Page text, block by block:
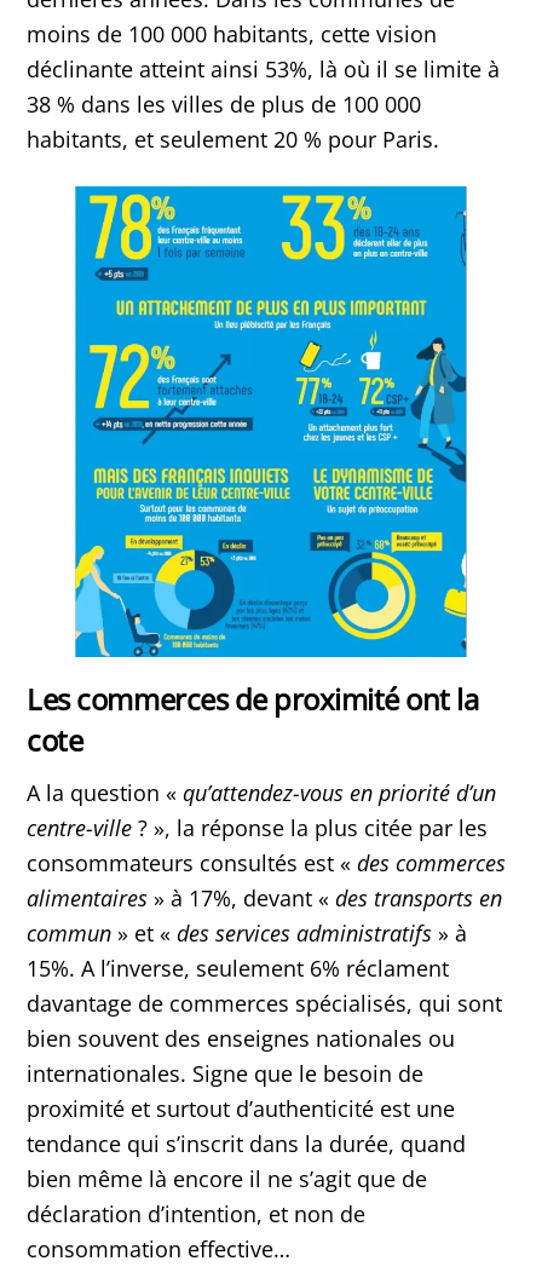
moins de 100 000 habitants, cette vision
déclinante atteint ainsi 53%, là où il se limite à
38 % dans les villes de plus de 100 000
habitants, et seulement 20 % pour Paris.
Les commerces de proximité ont la
cote
A la question «qu’attendez-vous en priorité d’un
centre-ville? », la réponse la plus citée par les
consommateurs consultés est «des commerces
alimentaires » à 17%, devant «des transports en
commun » et «des services administratifs » à
15%. A l’inverse, seulement 6% réclament
davantage de commerces spécialisés, qui sont
bien souvent des enseignes nationales ou
internationales. Signe que le besoin de
proximité et surtout d’authenticité est une
tendance qui s’inscrit dans la durée, quand
bien même là encore il ne s’agit que de
déclaration d’intention, et non de
consommation effective…